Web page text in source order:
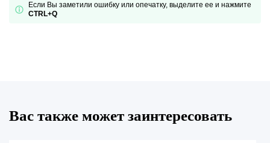
Если Вы заметили ошибку или опечатку, выделите ее и нажмите
CTRL+Q
Вас также может заинтересовать